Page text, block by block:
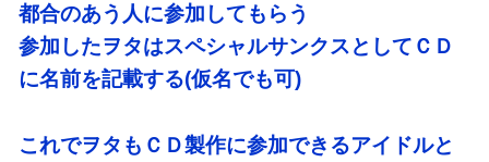
都合のあう人に参加してもらう
参加したヲタはスペシャルサンクスとしてＣＤ
に名前を記載する(仮名でも可)
これでヲタもＣＤ製作に参加できるアイドルと